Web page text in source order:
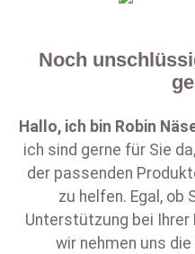
Noch
Hallo, ich bin Robin
ich sind gerne für Sie
der passenden
zu helfen. Egal, ob
Unterstützung bei Ihrer
wir nehmen uns